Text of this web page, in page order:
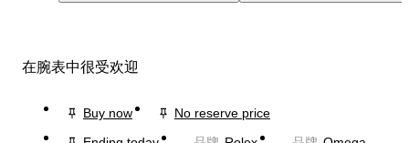
在腕表中很受欢迎
Buy now
No reserve price